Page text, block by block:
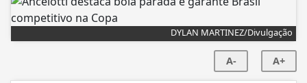
DYLAN MARTINEZ/Divulgação
A- A+